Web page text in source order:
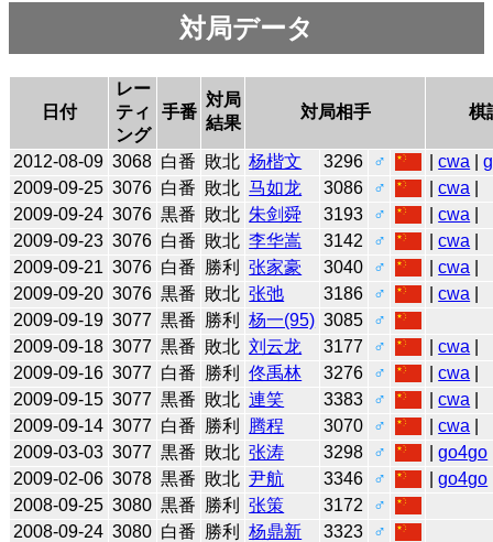
対局データ
日付
レー
ティ
ング
手番
対局
結果
対局相手 棋
2012-08-09 3068 白番 敗北 杨楷文 3296 ♂ |cwa |
2009-09-25 3076 白番 敗北 马如龙 3086 ♂ |cwa
2009-09-24 3076 黒番 敗北 朱剑舜 3193 ♂ |cwa
2009-09-23 3076 白番 敗北 李华嵩 3142 ♂ |cwa
2009-09-21 3076 白番 勝利 张家豪 3040 ♂ |cwa
2009-09-20 3076 黒番 敗北 张弛 3186 ♂ |cwa
2009-09-19 3077 黒番 勝利 杨一(95) 3085
♂
2009-09-18 3077 黒番 敗北 刘云龙 3177 ♂ |cwa
2009-09-16 3077 白番 勝利 佟禹林 3276 ♂ |cwa
2009-09-15 3077 黒番 敗北 連笑 3383 ♂ |cwa
2009-09-14 3077 白番 勝利 腾程 3070 ♂ |cwa
2009-03-03 3077 黒番 敗北 张涛 3298 ♂ |go4go
2009-02-06 3078 黒番 敗北 尹航 3346 ♂ |go4go
2008-09-25 3080 黒番 勝利 张策 3172
♂
2008-09-24 3080 白番 勝利 杨鼎新 3323
♂